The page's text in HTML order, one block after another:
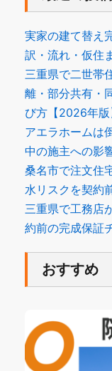
実家の建て替え
訳・流れ・仮住
三重県で二世帯
離・部分共有・
び方【2026年版
アエラホームは
中の施主への影
桑名市で注文住
水リスクを契約
三重県で工務店
約前の完成保証
おすすめ